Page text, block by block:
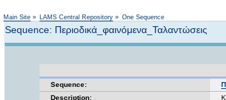
Main Site » LAMS Central Repository » One Sequence
Sequence: Περιοδικά_φαινόμενα_Ταλαντώσεις
Sequence:
Description: